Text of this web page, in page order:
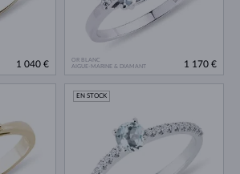
1 040 €
OR BLANC
AIGUE-MARINE & DIAMANT
1 170 €
EN STOCK